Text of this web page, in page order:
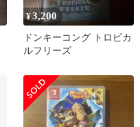
¥3,200
ドンキーコング トロピカ
ルフリーズ